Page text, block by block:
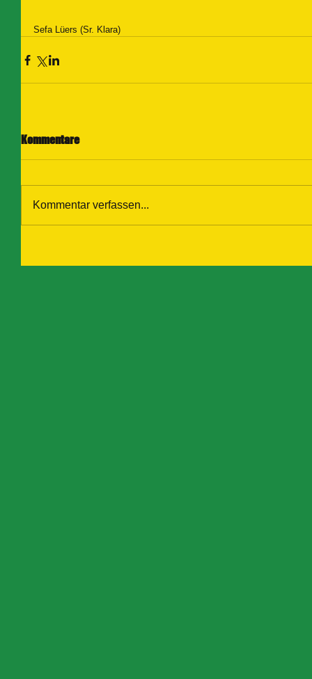
Sefa Lüers (Sr. Klara)
Kommentare
Kommentar verfassen...